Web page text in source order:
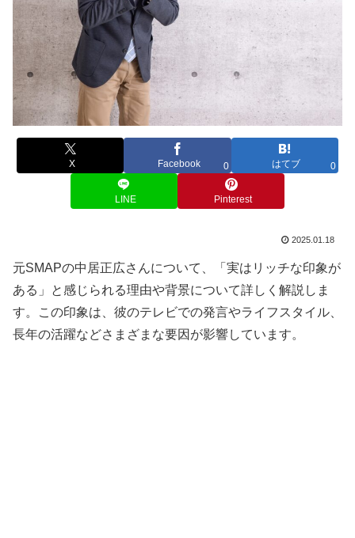
X Facebook 0 はてブ 0
LINE Pinterest
2025.01.18
元SMAPの中居正広さんについて、「実はリッチな印象が
ある」と感じられる理由や背景について詳しく解説しま
す。この印象は、彼のテレビでの発言やライフスタイル、
長年の活躍などさまざまな要因が影響しています。